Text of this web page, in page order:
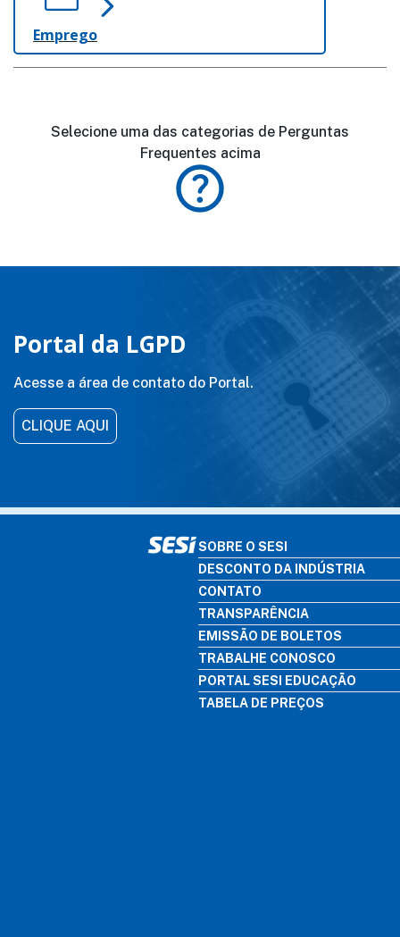
Emprego
Selecione uma das categorias de Perguntas
Frequentes acima
Portal da LGPD
Acesse a área de contato do Portal.
CLIQUE AQUI
SOBRE O SESI
DESCONTO DA INDÚSTRIA
CONTATO
TRANSPARÊNCIA
EMISSÃO DE BOLETOS
TRABALHE CONOSCO
PORTAL SESI EDUCAÇÃO
TABELA DE PREÇOS